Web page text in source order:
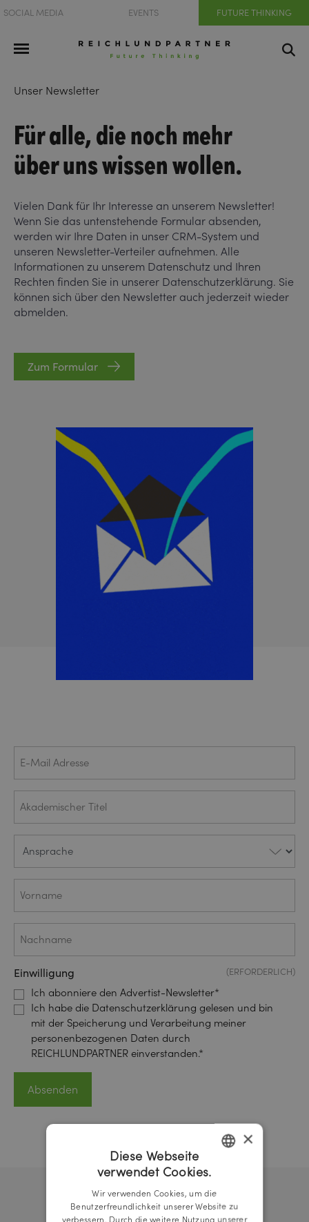
SOCIAL MEDIA EVENTS FUTURE THINKING
Unser Newsletter
Für alle, die noch mehr
über uns wissen wollen.
Vielen Dank für Ihr Interesse an unserem Newsletter!
Wenn Sie das untenstehende Formular absenden,
werden wir Ihre Daten in unser CRM-System und
unseren Newsletter-Verteiler aufnehmen. Alle
Informationen zu unserem Datenschutz und Ihren
Rechten finden Sie in unserer Datenschutzerklärung. Sie
können sich über den Newsletter auch jederzeit wieder
abmelden.
Zum Formular
E-Mail
Adresse
(ERFORDERLICH)
Akademischer
Titel
Ansprache(ERFORDERLICH)
Vorname(ERFORDERLICH)
Nachname(ERFORDERLICH)
Einwilligung (ERFORDERLICH)
Ich abonniere den Advertist-Newsletter*
Ich habe die Datenschutzerklärung gelesen und bin
mit der Speicherung und Verarbeitung meiner
personenbezogenen Daten durch
REICHLUNDPARTNER einverstanden.*
GERMAN
×
Diese Webseite
verwendet Cookies.
Wir verwenden Cookies, um die
Benutzerfreundlichkeit unserer Website zu
verbessern. Durch die weitere Nutzung unserer